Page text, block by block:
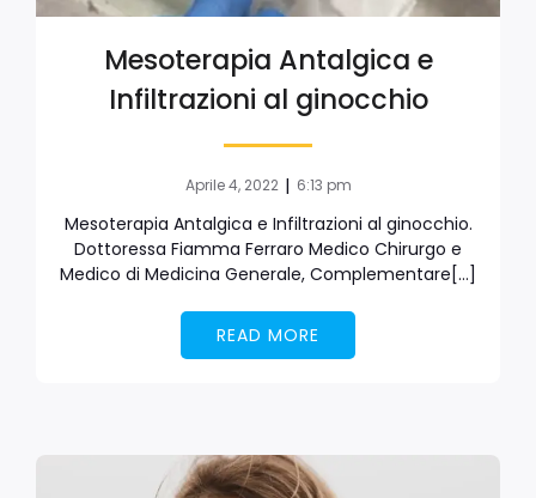
Mesoterapia Antalgica e
Infiltrazioni al ginocchio
Aprile 4, 2022 | 6:13 pm
Mesoterapia Antalgica e Infiltrazioni al ginocchio.
Dottoressa Fiamma Ferraro Medico Chirurgo e
Medico di Medicina Generale, Complementare[…]
READ MORE